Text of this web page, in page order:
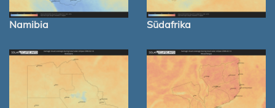
Namibia Südafrika